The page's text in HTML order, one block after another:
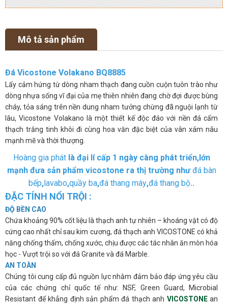
Mô tả sản phẩm
Đá Vicostone Volakano BQ8885
Lấy cảm hứng từ dòng nham thạch đang cuồn cuộn tuôn trào như
dòng nhựa sống vĩ đại của mẹ thiên nhiên đang chờ đợi được bùng
cháy, tỏa sáng trên nền dung nham tưởng chừng đã nguội lạnh từ
lâu, Vicostone Volakano là một thiết kế độc đáo với nền đá cẩm
thạch trắng tinh khôi đi cùng hoa văn đặc biệt của vân xám nâu
mạnh mẽ và thời thượng.
Hoàng gia phátlà đại lí cấp 1 ngày càng phát triển,lớn
mạnh đưa sản phẩm vicostone ra thị trường nhưđá bàn
bếp,lavabo,quầy ba,đá thang máy,đá thang bộ..
ĐẶC TÍNH NỔI TRỘI :
ĐỘ BỀN CAO
Chứa khoảng 90% cốt liệu là thạch anh tự nhiên – khoáng vật có độ
cứng cao nhất chỉ sau kim cương, đá thạch anh VICOSTONE có khả
năng chống thấm, chống xước, chịu được các tác nhân ăn mòn hóa
học - Vượt trội so với đá Granite và đá Marble.
AN TOÀN
Chúng tôi cung cấp đủ nguồn lực nhằm đảm bảo đáp ứng yêu cầu
của các chứng chỉ quốc tế như: NSF, Green Guard, Microbial
Resistant để khẳng định sản phẩm đá thạch anh VICOSTONE an